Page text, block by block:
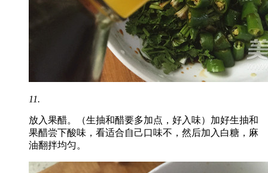
11.
放入果醋。（生抽和醋要多加点，好入味）加好生抽和
果醋尝下酸味，看适合自己口味不，然后加入白糖，麻
油翻拌均匀。